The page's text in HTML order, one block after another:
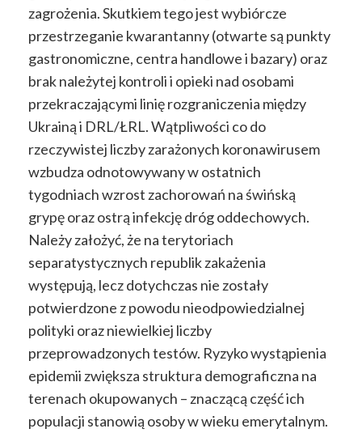
zagrożenia. Skutkiem tego jest wybiórcze
przestrzeganie kwarantanny (otwarte są punkty
gastronomiczne, centra handlowe i bazary) oraz
brak należytej kontroli i opieki nad osobami
przekraczającymi linię rozgraniczenia między
Ukrainą i DRL/ŁRL. Wątpliwości co do
rzeczywistej liczby zarażonych koronawirusem
wzbudza odnotowywany w ostatnich
tygodniach wzrost zachorowań na świńską
grypę oraz ostrą infekcję dróg oddechowych.
Należy założyć, że na terytoriach
separatystycznych republik zakażenia
występują, lecz dotychczas nie zostały
potwierdzone z powodu nieodpowiedzialnej
polityki oraz niewielkiej liczby
przeprowadzonych testów. Ryzyko wystąpienia
epidemii zwiększa struktura demograficzna na
terenach okupowanych – znaczącą część ich
populacji stanowią osoby w wieku emerytalnym.